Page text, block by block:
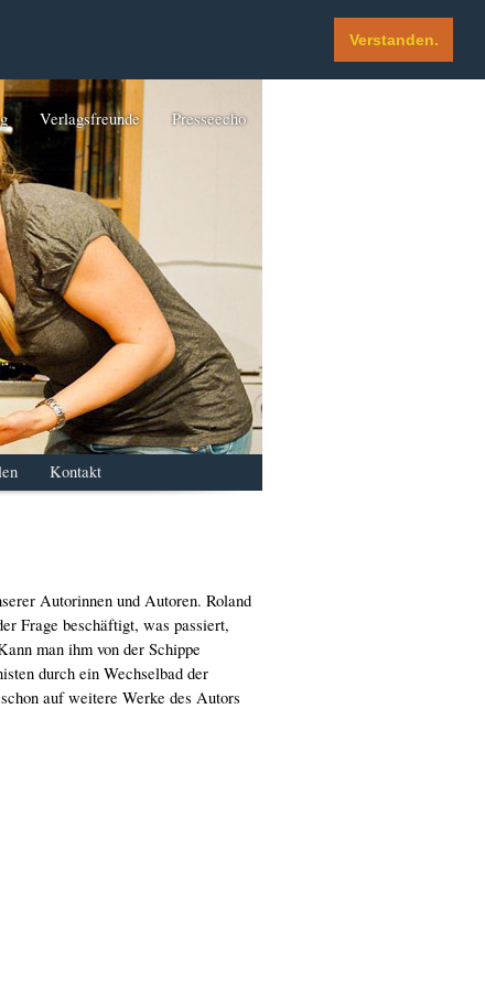
Verstanden.
Verlagsfreunde Presseecho
Kontakt
Autorinnen und Autoren. Roland
Frage beschäftigt, was passiert,
man ihm von der Schippe
durch ein Wechselbad der
auf weitere Werke des Autors